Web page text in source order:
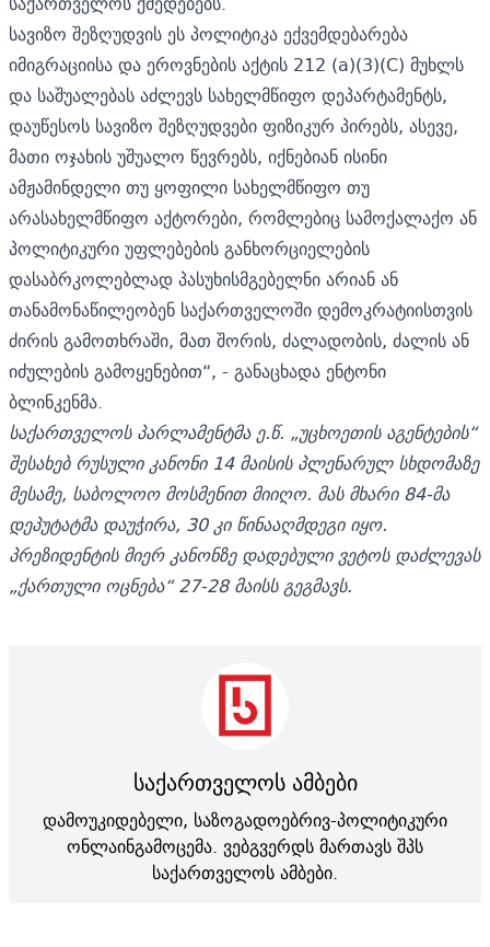
სავიზო შეზღუდვის ეს პოლიტიკა ექვემდებარება
იმიგრაციისა და ეროვნების აქტის 212 (a)(3)(C) მუხლს
და საშუალებას აძლევს სახელმწიფო დეპარტამენტს,
დაუწესოს სავიზო შეზღუდვები ფიზიკურ პირებს, ასევე,
მათი ოჯახის უშუალო წევრებს, იქნებიან ისინი
ამჟამინდელი თუ ყოფილი სახელმწიფო თუ
არასახელმწიფო აქტორები, რომლებიც სამოქალაქო ან
პოლიტიკური უფლებების განხორციელების
დასაბრკოლებლად პასუხისმგებელნი არიან ან
თანამონაწილეობენ საქართველოში დემოკრატიისთვის
ძირის გამოთხრაში, მათ შორის, ძალადობის, ძალის ან
იძულების გამოყენებით“, - განაცხადა ენტონი
ბლინკენმა.
საქართველოს პარლამენტმა ე.წ. „უცხოეთის აგენტების“
შესახებ რუსული კანონი 14 მაისის პლენარულ სხდომაზე
მესამე, საბოლოო მოსმენით მიიღო. მას მხარი 84-მა
დეპუტატმა დაუჭირა, 30 კი წინააღმდეგი იყო.
პრეზიდენტის მიერ კანონზე დადებული ვეტოს დაძლევას
„ქართული ოცნება“ 27-28 მაისს გეგმავს.
საქართველოს ამბები
დამოუკიდებელი, საზოგადოებრივ-პოლიტიკური
ონლაინგამოცემა. ვებგვერდს მართავს შპს
საქართველოს ამბები.